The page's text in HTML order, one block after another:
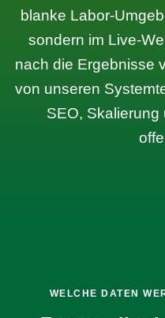
blanke Labor-
sondern im Live-
nach die Ergebnisse
von unseren
SEO,
WELCHE DATEN